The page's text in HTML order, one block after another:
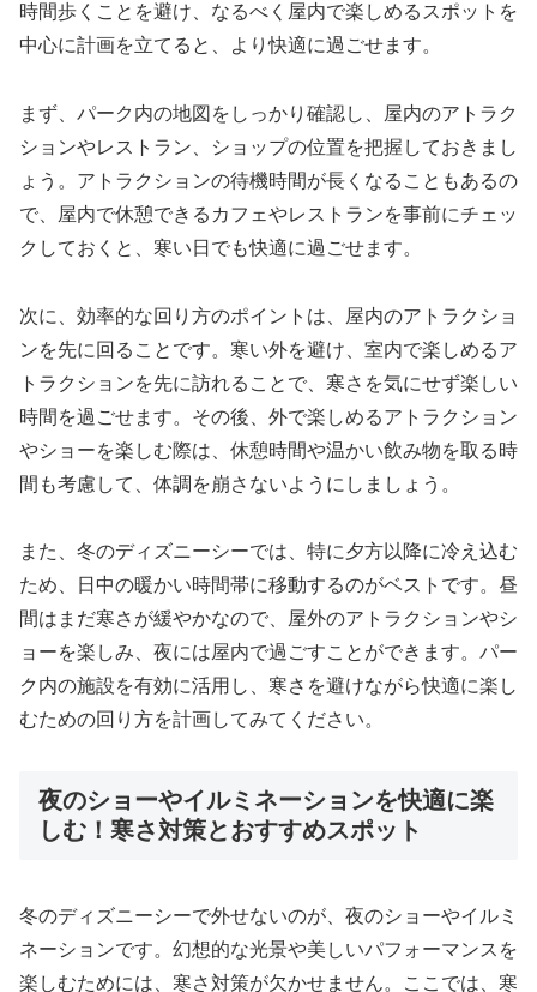
時間歩くことを避け、なるべく屋内で楽しめるスポットを
中心に計画を立てると、より快適に過ごせます。
まず、パーク内の地図をしっかり確認し、屋内のアトラク
ションやレストラン、ショップの位置を把握しておきまし
ょう。アトラクションの待機時間が長くなることもあるの
で、屋内で休憩できるカフェやレストランを事前にチェッ
クしておくと、寒い日でも快適に過ごせます。
次に、効率的な回り方のポイントは、屋内のアトラクショ
ンを先に回ることです。寒い外を避け、室内で楽しめるア
トラクションを先に訪れることで、寒さを気にせず楽しい
時間を過ごせます。その後、外で楽しめるアトラクション
やショーを楽しむ際は、休憩時間や温かい飲み物を取る時
間も考慮して、体調を崩さないようにしましょう。
また、冬のディズニーシーでは、特に夕方以降に冷え込む
ため、日中の暖かい時間帯に移動するのがベストです。昼
間はまだ寒さが緩やかなので、屋外のアトラクションやシ
ョーを楽しみ、夜には屋内で過ごすことができます。パー
ク内の施設を有効に活用し、寒さを避けながら快適に楽し
むための回り方を計画してみてください。
夜のショーやイルミネーションを快適に楽
しむ！寒さ対策とおすすめスポット
冬のディズニーシーで外せないのが、夜のショーやイルミ
ネーションです。幻想的な光景や美しいパフォーマンスを
楽しむためには、寒さ対策が欠かせません。ここでは、寒